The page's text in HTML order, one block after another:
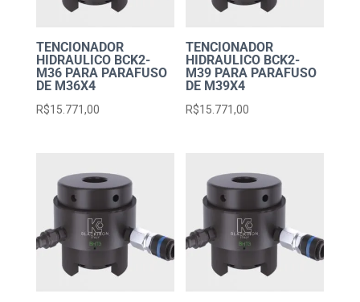
TENCIONADOR
HIDRAULICO BCK2-
M36 PARA PARAFUSO
DE M36X4
R$15.771,00
TENCIONADOR
HIDRAULICO BCK2-
M39 PARA PARAFUSO
DE M39X4
R$15.771,00